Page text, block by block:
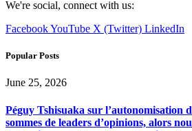
We're social, connect with us:
FacebookYouTube X (Twitter) LinkedIn
Popular Posts
June 25, 2026
Péguy Tshisuaka sur l’autonomisation
sommes de leaders d’opinions, alors